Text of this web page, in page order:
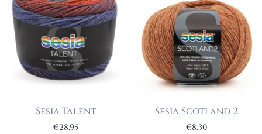
Sesia Talent
€28,95
Sesia Scotland 2
€8,30